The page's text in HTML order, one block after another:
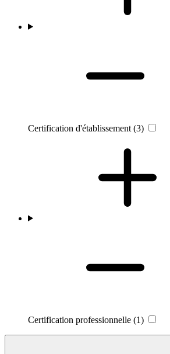
Certification d'établissement (3)
Certification professionnelle (1)